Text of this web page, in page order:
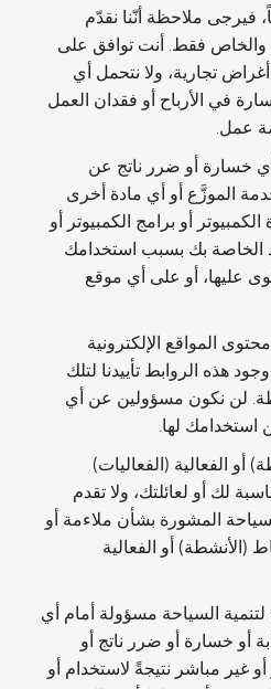
فيرجى ملاحظة أنّنا نقدّم
والخاص فقط. أنت توافق على
تجارية، ولا نتحمل أي
في الأرباح أو فقدان العمل
عمل.
خسارة أو ضرر ناتج عن
الموزَّع أو أي مادة أخرى
أو برامج الكمبيوتر أو
الخاصة بك بسبب استخدامك
عليها، أو على أي موقع
المواقع الإلكترونية
هذه الروابط تأييدنا لتلك
لن نكون مسؤولين عن أي
لها.
أو الفعالية (الفعاليات)
لك أو لعائلتك، ولا تقدم
المشورة بشأن ملاءمة أو
(الأنشطة) أو الفعالية
السياحةمسؤولة أمام أي
خسارة أو ضرر ناتج أو
غير مباشر نتيجةً لاستخدام أو